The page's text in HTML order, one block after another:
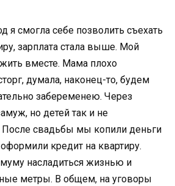
я смогла себе позволить съехать
зарплата стала выше. Мой
вместе. Мама плохо
думала, наконец-то, будем
забеременею. Через
но детей так и не
После свадьбы мы копили деньги
кредит на квартиру.
насладиться жизнью и
метры. В общем, на уговоры